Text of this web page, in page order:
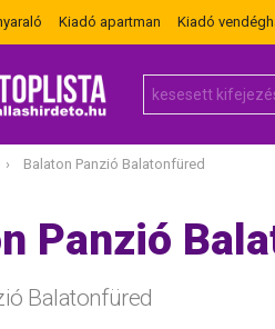
Kiadó apartman Kiadó
for:
Balaton Panzió Balatonfüred
Panzió
Balatonfüred